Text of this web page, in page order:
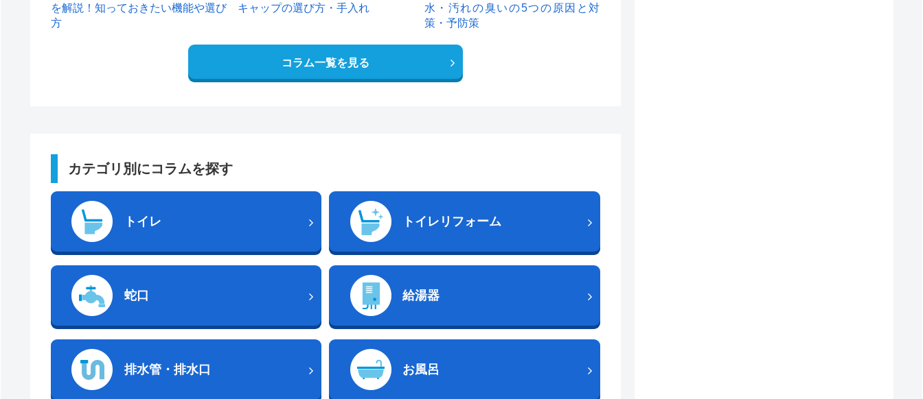
を解説！知っておきたい機能や選び
方
キャップの選び方・手入れ
水・汚れの臭いの5つの原因と対
策・予防策
コラム一覧を見る
カテゴリ別にコラムを探す
トイレ トイレリフォーム
蛇口 給湯器
排水管・排水口 お風呂